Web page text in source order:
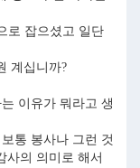
로 잡으셨고 일단
계십니까?
이유가 뭐라고 생
통 봉사나 그런 것
사의 의미로 해서